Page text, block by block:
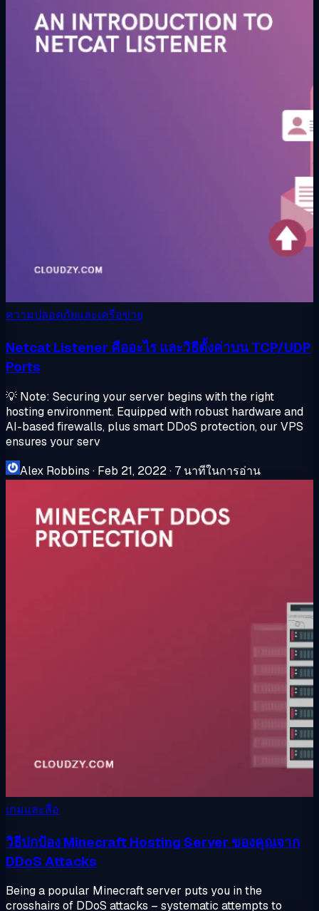
ความปลอดภัยและเครือข่าย
Netcat Listener คืออะไร และวิธีตั้งค่าบน TCP/UDP
Ports
💡 Note: Securing your server begins with the right
hosting environment. Equipped with robust hardware and
AI-based firewalls, plus smart DDoS protection, our VPS
ensures your serv
Alex Robbins · Feb 21, 2022· 7 นาทีในการอ่าน
เกมและสื่อ
วิธีปกป้อง Minecraft Hosting Server ของคุณจาก
DDoS Attacks
Being a popular Minecraft server puts you in the
crosshairs of DDoS attacks – systematic attempts to